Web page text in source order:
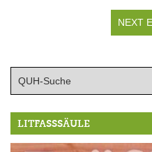
NEXT
LITFASSSÄULE